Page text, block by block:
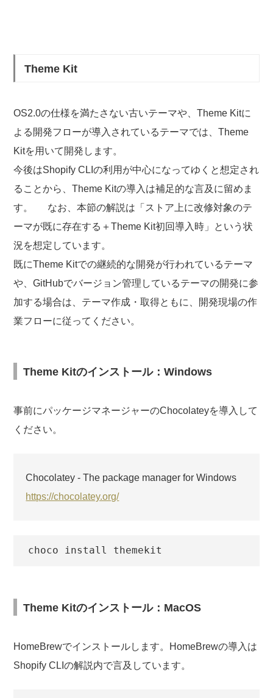
Theme Kit
OS2.0の仕様を満たさない古いテーマや、Theme Kitに
よる開発フローが導入されているテーマでは、Theme
Kitを用いて開発します。
今後はShopify CLIの利用が中心になってゆくと想定され
ることから、Theme Kitの導入は補足的な言及に留めま
す。 なお、本節の解説は「ストア上に改修対象のテ
ーマが既に存在する＋Theme Kit初回導入時」という状
況を想定しています。
既にTheme Kitでの継続的な開発が行われているテーマ
や、GitHubでバージョン管理しているテーマの開発に参
加する場合は、テーマ作成・取得ともに、開発現場の作
業フローに従ってください。
Theme Kitのインストール：Windows
事前にパッケージマネージャーのChocolateyを導入して
ください。
Chocolatey - The package manager for Windows
https://chocolatey.org/
choco install themekit
Theme Kitのインストール：MacOS
HomeBrewでインストールします。HomeBrewの導入は
Shopify CLIの解説内で言及しています。